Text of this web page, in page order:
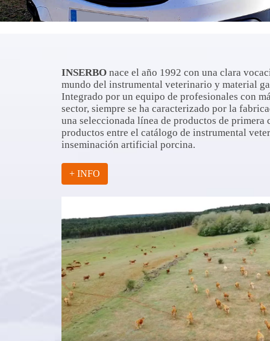
INSERBOnace el año 1992 con una clara
mundo del instrumental veterinario y material
Integrado por un equipo de profesionales con
sector, siempre se ha caracterizado por la
una seleccionada línea de productos de primera
productos entre el catálogo de instrumental
inseminación artificial porcina.
+ INFO